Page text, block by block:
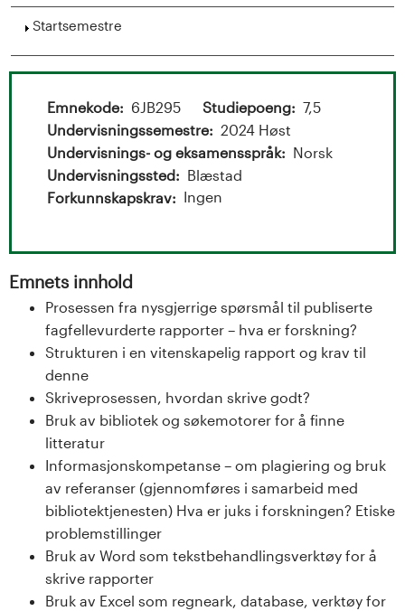
a
g
Vis
Startsemestre
Emnekode 6JB295 Studiepoeng
7,5
Undervisningssemestre
2024 Høst
Undervisnings- og eksamensspråk
Norsk
Undervisningssted
Blæstad
Forkunnskapskrav
Ingen
Emnets innhold
Prosessen fra nysgjerrige spørsmål til publiserte
fagfellevurderte rapporter – hva er forskning?
Strukturen i en vitenskapelig rapport og krav til
denne
Skriveprosessen, hvordan skrive godt?
Bruk av bibliotek og søkemotorer for å finne
litteratur
Informasjonskompetanse – om plagiering og bruk
av referanser (gjennomføres i samarbeid med
bibliotektjenesten) Hva er juks i forskningen? Etiske
problemstillinger
Bruk av Word som tekstbehandlingsverktøy for å
skrive rapporter
Bruk av Excel som regneark, database, verktøy for